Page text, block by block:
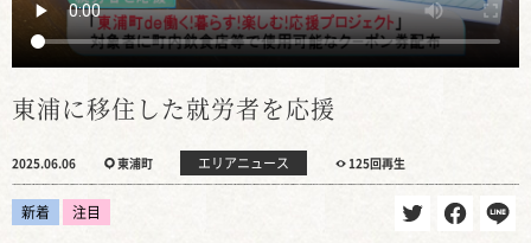
東浦に移住した就労者を応援
2025.06.06 東浦町 エリアニュース 125回再生
新着 注目